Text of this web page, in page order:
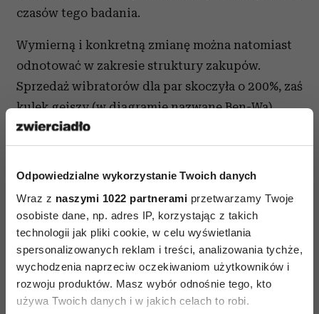
Odpowiedzialne wykorzystanie Twoich danych
Wraz z naszymi 1022 partnerami przetwarzamy Twoje
osobiste dane, np. adres IP, korzystając z takich
technologii jak pliki cookie, w celu wyświetlania
spersonalizowanych reklam i treści, analizowania tychże,
wychodzenia naprzeciw oczekiwaniom użytkowników i
rozwoju produktów. Masz wybór odnośnie tego, kto
używa Twoich danych i w jakich celach to robi.
czasów tego badania.
Wymierną i konkretną zmianę można natomiast
odnotować w zakresie struktury zakupów.
Sprzedaż wibratorów dla par skoczyła o 200%, zaś
kulek gejszy (w diagramie nazwane Ben-Wa)
o 400%. Pejczy sprzedaje się o połowę więcej niż
w 2011 roku, a opasek na oczy - o 80% więcej.
Obejrzyjcie na , który przedstawia zebrane przez
W sumie, nieważne czy dzięki Grey'owi, czy też
nie, ważne, że zaczęło się coś dziać.
Więcej o badaniu oraz o jakie można kupić,
znajdziecie na stronie